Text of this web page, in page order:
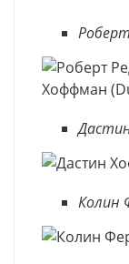
Колин